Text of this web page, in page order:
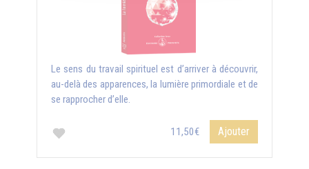
Le sens du travail spirituel est d’arriver à découvrir,
au-delà des apparences, la lumière primordiale et de
se rapprocher d’elle.
11,50€ Ajouter